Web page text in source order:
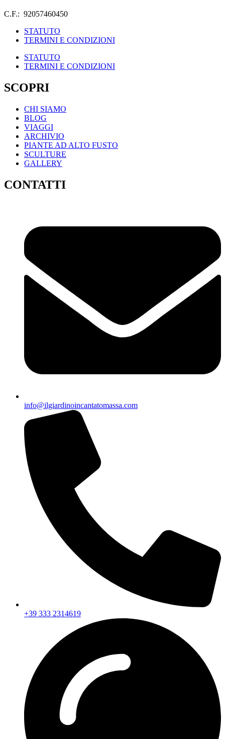
C.F.: 92057460450
STATUTO
TERMINI E CONDIZIONI
STATUTO
TERMINI E CONDIZIONI
SCOPRI
CHI SIAMO
BLOG
VIAGGI
ARCHIVIO
PIANTE AD ALTO FUSTO
SCULTURE
GALLERY
CONTATTI
info@ilgiardinoincantatomassa.com
+39 333 2314619